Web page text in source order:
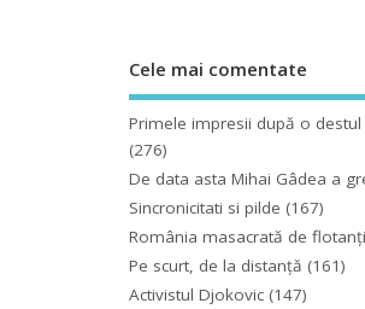
Cele mai comentate
Primele impresii după o
(276)
De data asta Mihai Gâdea a
Sincronicitati si pilde (167)
România masacrată de flotanţi
Pe scurt, de la distanță (161)
Activistul Djokovic (147)